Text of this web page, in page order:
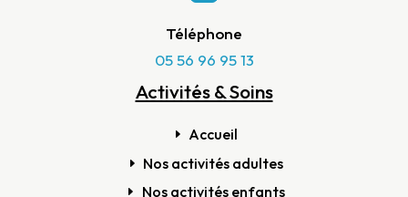
Téléphone
05 56 96 95 13
Activités & Soins
Accueil
Nos activités adultes
Nos activités enfants